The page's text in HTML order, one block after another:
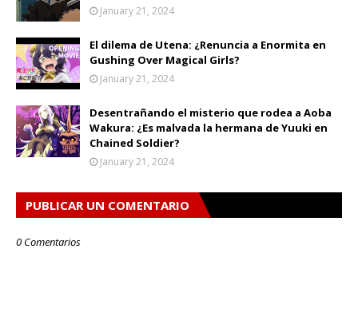
January 21, 2024
El dilema de Utena: ¿Renuncia a Enormita en
Gushing Over Magical Girls?
January 21, 2024
Desentrañando el misterio que rodea a Aoba
Wakura: ¿Es malvada la hermana de Yuuki en
Chained Soldier?
January 21, 2024
PUBLICAR UN COMENTARIO
0 Comentarios